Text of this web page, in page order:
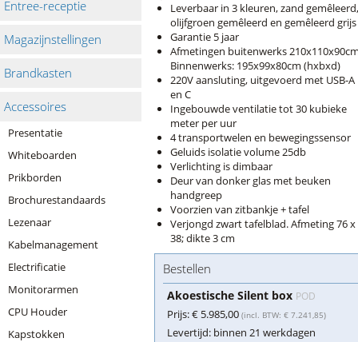
Entree-receptie
Magazijnstellingen
Brandkasten
Accessoires
Presentatie
Whiteboarden
Prikborden
Brochurestandaards
Lezenaar
Kabelmanagement
Electrificatie
Monitorarmen
CPU Houder
Kapstokken
Leverbaar in 3 kleuren, zand gemêleerd,
olijfgroen gemêleerd en gemêleerd grijs
Garantie 5 jaar
Afmetingen buitenwerks
Binnenwerks: 195x99x80cm (hxbxd)
220V aansluting, uitgevoerd met USB-A
en C
Ingebouwde ventilatie tot 30 kubieke
meter per uur
4 transportwelen en bewegingssensor
Geluids isolatie volume 25db
​Verlichting is dimbaar
Deur van donker glas met beuken
handgreep
Voorzien van zitbankje + tafel
Verjongd zwart tafelblad. Afmeting 76 x
38; dikte 3 cm
Bestellen
Akoestische Silent box POD
Prijs:€ 5.985,00 (incl. BTW: € 7.241,85)
Levertijd: binnen 21 werkdagen